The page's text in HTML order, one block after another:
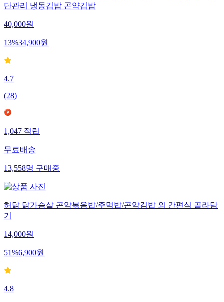
단관리 냉동김밥 곤약김밥
40,000원
13%34,900원
4.7
(28)
1,047 적립
무료배송
13,558명 구매중
허닭 닭가슴살 곤약볶음밥/주먹밥/곤약김밥 외 간편식 골라담
기
14,000원
51%6,900원
4.8